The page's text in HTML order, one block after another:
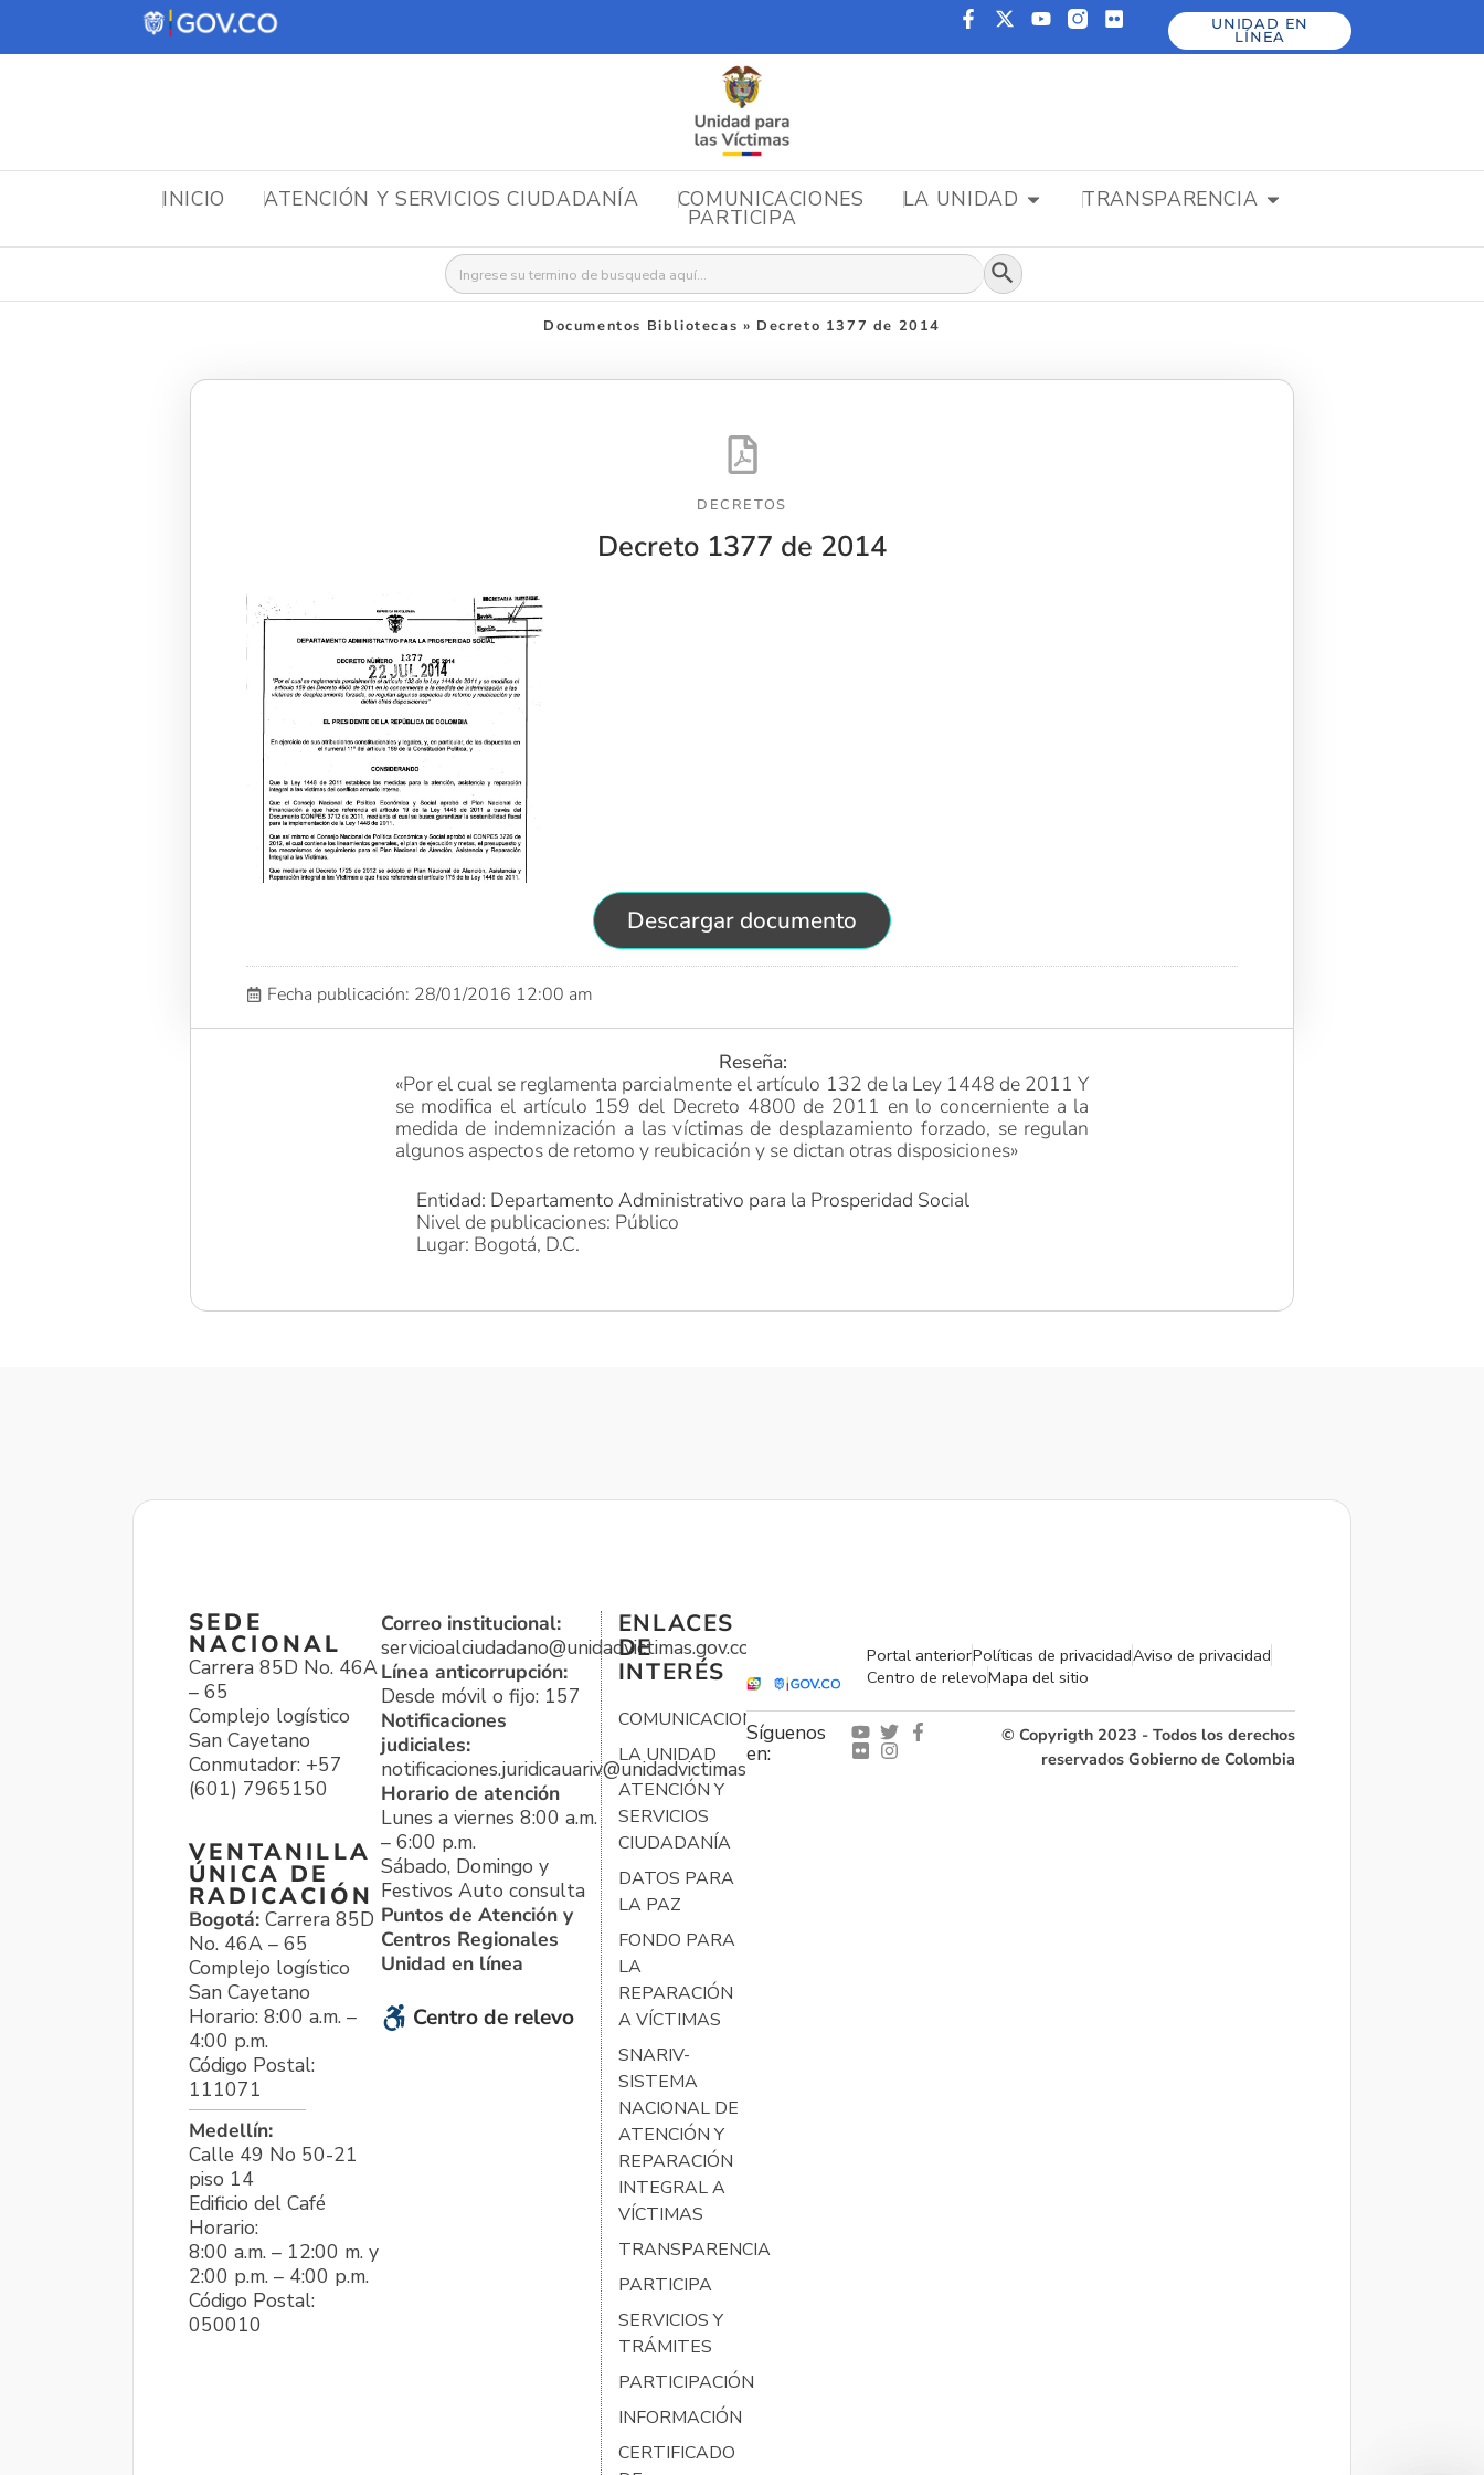
UNIDAD EN
LÍNEA
INICIO ATENCIÓN Y SERVICIOS CIUDADANÍA COMUNICACIONES LA UNIDAD TRANSPARENCIA
PARTICIPA
Buscar: Botón de búsqueda
Documentos Bibliotecas » Decreto 1377 de 2014
DECRETOS
Decreto 1377 de 2014
Descargar documento
Fecha publicación: 28/01/2016 12:00 am
Reseña:
«Por el cual se reglamenta parcialmente el artículo 132 de la Ley 1448 de 2011 Y
se modifica el artículo 159 del Decreto 4800 de 2011 en lo concerniente a la
medida de indemnización a las víctimas de desplazamiento forzado, se regulan
algunos aspectos de retomo y reubicación y se dictan otras disposiciones»
Entidad: Departamento Administrativo para la Prosperidad Social
Nivel de publicaciones: Público
Lugar: Bogotá, D.C.
SEDE
NACIONAL
Carrera 85D No. 46A
– 65
Complejo logístico
San Cayetano
Conmutador: +57
(601) 7965150
VENTANILLA
ÚNICA DE
RADICACIÓN
Bogotá: Carrera 85D
No. 46A – 65
Complejo logístico
San Cayetano
Horario: 8:00 a.m. –
4:00 p.m.
Código Postal:
111071
Medellín:
Calle 49 No 50-21
piso 14
Edificio del Café
Horario:
8:00 a.m. – 12:00 m. y
2:00 p.m. – 4:00 p.m.
Código Postal:
050010
Correo institucional:
servicioalciudadano@unidadvictimas.gov.co
Línea anticorrupción:
Desde móvil o fijo: 157
Notificaciones
judiciales:
notificaciones.juridicauariv@unidadvictimas.gov.co
Horario de atención
Lunes a viernes 8:00 a.m.
– 6:00 p.m.
Sábado, Domingo y
Festivos Auto consulta
Puntos de Atención y
Centros Regionales
Unidad en línea
Centro de relevo
ENLACES
DE
INTERÉS
COMUNICACIONES
LA UNIDAD
ATENCIÓN Y
SERVICIOS
CIUDADANÍA
DATOS PARA
LA PAZ
FONDO PARA
LA
REPARACIÓN
A VÍCTIMAS
SNARIV-
SISTEMA
NACIONAL DE
ATENCIÓN Y
REPARACIÓN
INTEGRAL A
VÍCTIMAS
TRANSPARENCIA
PARTICIPA
SERVICIOS Y
TRÁMITES
PARTICIPACIÓN
INFORMACIÓN
CERTIFICADO
Portal anteriorPolíticas de privacidadAviso de privacidad
Centro de relevoMapa del sitio
Síguenos
en:
© Copyrigth 2023 - Todos los derechos
reservados Gobierno de Colombia